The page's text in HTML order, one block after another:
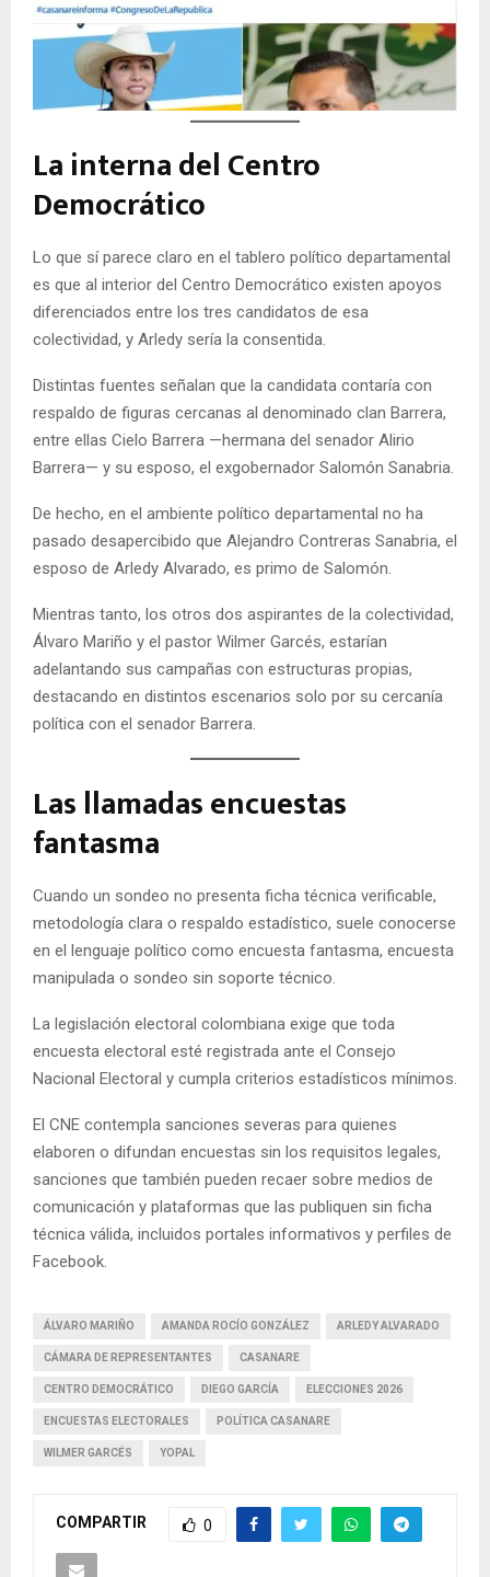
La interna del Centro
Democrático
Lo que sí parece claro en el tablero político departamental
es que al interior del Centro Democrático existen apoyos
diferenciados entre los tres candidatos de esa
colectividad, y Arledy sería la consentida.
Distintas fuentes señalan que la candidata contaría con
respaldo de figuras cercanas al denominado clan Barrera,
entre ellas Cielo Barrera —hermana del senador Alirio
Barrera— y su esposo, el exgobernador Salomón Sanabria.
De hecho, en el ambiente político departamental no ha
pasado desapercibido que Alejandro Contreras Sanabria, el
esposo de Arledy Alvarado, es primo de Salomón.
Mientras tanto, los otros dos aspirantes de la colectividad,
Álvaro Mariño y el pastor Wilmer Garcés, estarían
adelantando sus campañas con estructuras propias,
destacando en distintos escenarios solo por su cercanía
política con el senador Barrera.
Las llamadas encuestas
fantasma
Cuando un sondeo no presenta ficha técnica verificable,
metodología clara o respaldo estadístico, suele conocerse
en el lenguaje político como encuesta fantasma, encuesta
manipulada o sondeo sin soporte técnico.
La legislación electoral colombiana exige que toda
encuesta electoral esté registrada ante el Consejo
Nacional Electoral y cumpla criterios estadísticos mínimos.
El CNE contempla sanciones severas para quienes
elaboren o difundan encuestas sin los requisitos legales,
sanciones que también pueden recaer sobre medios de
comunicación y plataformas que las publiquen sin ficha
técnica válida, incluidos portales informativos y perfiles de
Facebook.
ÁLVARO MARIÑO AMANDA ROCÍO GONZÁLEZ ARLEDY ALVARADO
CÁMARA DE REPRESENTANTES CASANARE
CENTRO DEMOCRÁTICO DIEGO GARCÍA ELECCIONES 2026
ENCUESTAS ELECTORALES POLÍTICA CASANARE
WILMER GARCÉS YOPAL
COMPARTIR 0